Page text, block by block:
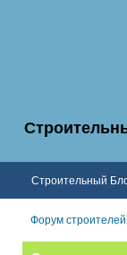
Строительный
Форум строителей